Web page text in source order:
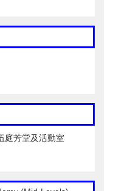
庭芳堂及活動室